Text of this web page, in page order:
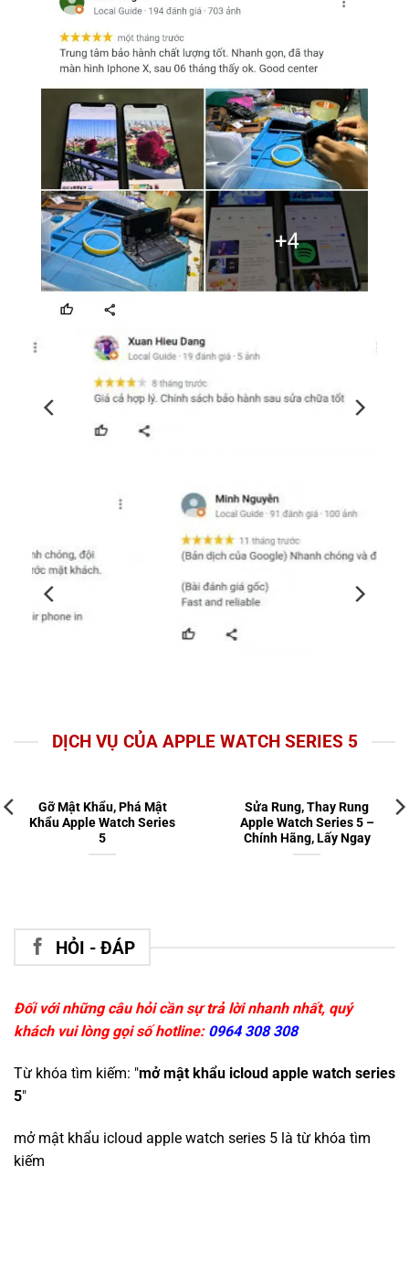
DỊCH VỤ CỦA APPLE WATCH SERIES 5
Gỡ Mật Khẩu, Phá Mật
Khẩu Apple Watch Series
5
Sửa Rung, Thay Rung
Apple Watch Series 5 –
Chính Hãng, Lấy Ngay
HỎI - ĐÁP
Đối với những câu hỏi cần sự trả lời nhanh nhất, quý
khách vui lòng gọi số hotline: 0964 308 308
Từ khóa tìm kiếm: "mở mật khẩu icloud apple watch series
5"
mở mật khẩu icloud apple watch series 5 là từ khóa tìm
kiếm